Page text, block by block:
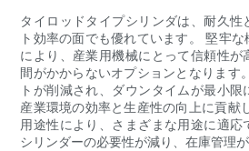
タイロッドタイプシリンダは、耐久性
ト効率の面でも優れています。 堅牢
により、産業用機械にとって信頼性が
間がかからないオプションとなります
トが削減され、ダウンタイムが最小
産業環境の効率と生産性の向上に貢献
用途性により、さまざまな用途に適
シリンダーの必要性が減り、在庫管理が